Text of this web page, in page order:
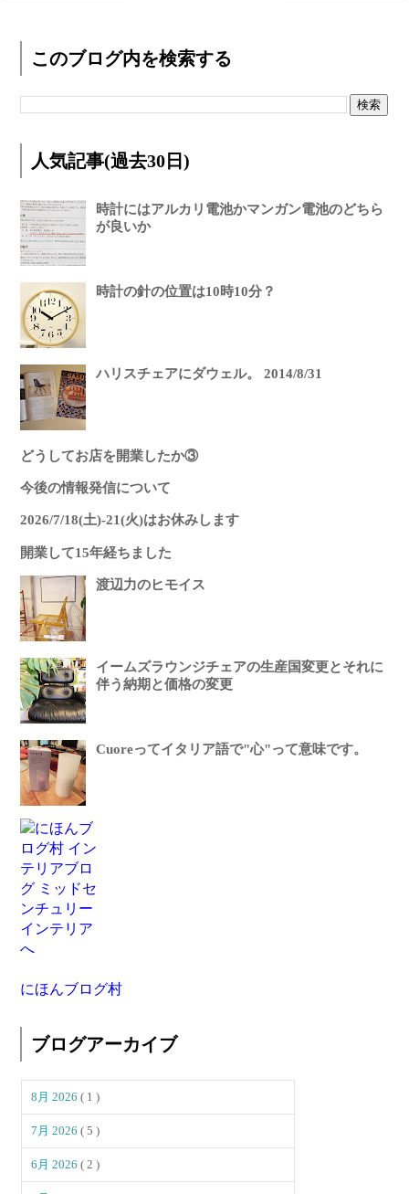
このブログ内を検索する
人気記事(過去30日)
時計にはアルカリ電池かマンガン電池のどちら
が良いか
時計の針の位置は10時10分？
ハリスチェアにダウェル。 2014/8/31
どうしてお店を開業したか③
今後の情報発信について
2026/7/18(土)-21(火)はお休みします
開業して15年経ちました
渡辺力のヒモイス
イームズラウンジチェアの生産国変更とそれに
伴う納期と価格の変更
Cuoreってイタリア語で"心"って意味です。
にほんブログ村
ブログアーカイブ
8月 2026( 1 )
7月 2026( 5 )
6月 2026( 2 )